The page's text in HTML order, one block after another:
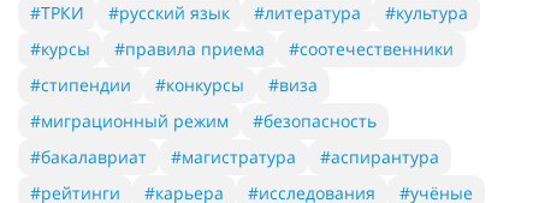
#ТРКИ #русский язык #литература
#культура
#курсы
#правила приема
#соотечественники
#стипендии
#конкурсы
#виза
#миграционный режим
#безопасность
#бакалавриат
#магистратура
#аспирантура
#рейтинги
#карьера #исследования
#учёные